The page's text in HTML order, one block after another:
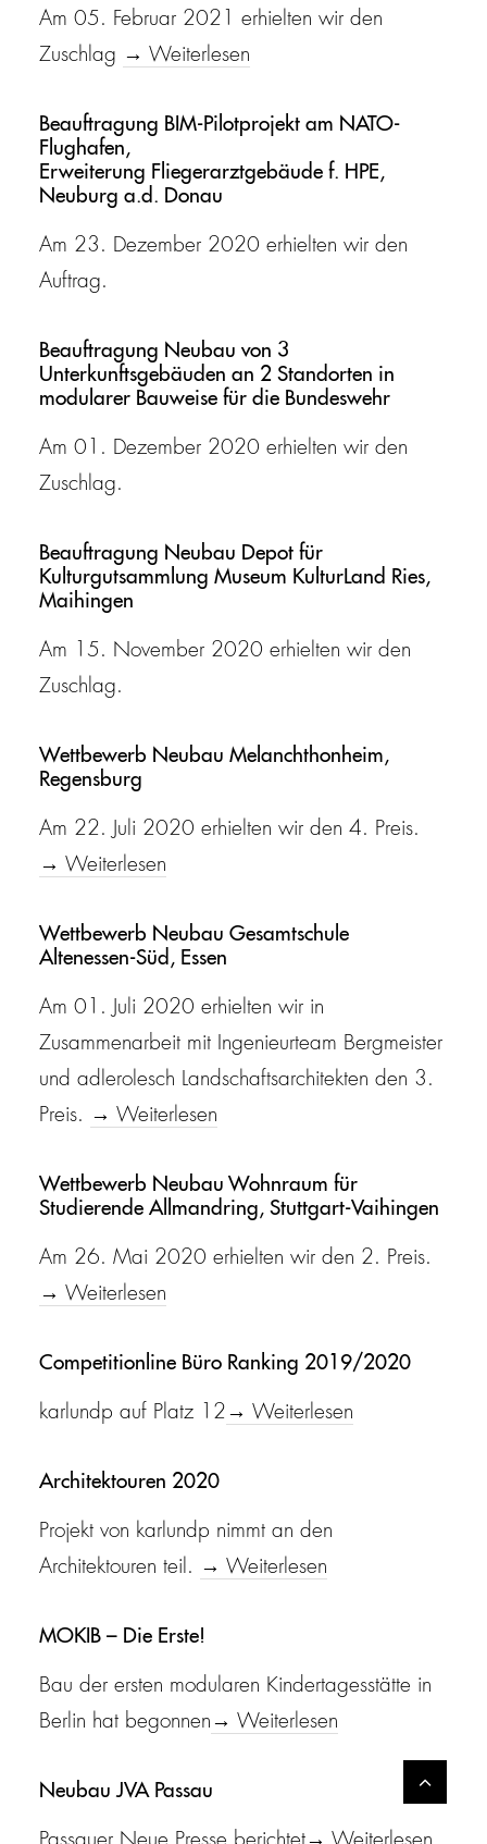
Am 05. Februar 2021 erhielten wir den
Zuschlag → Weiterlesen
Beauftragung BIM-Pilotprojekt am NATO-
Flughafen,
Erweiterung Fliegerarztgebäude f. HPE,
Neuburg a.d. Donau
Am 23. Dezember 2020 erhielten wir den
Auftrag.
Beauftragung Neubau von 3
Unterkunftsgebäuden an 2 Standorten in
modularer Bauweise für die Bundeswehr
Am 01. Dezember 2020 erhielten wir den
Zuschlag.
Beauftragung Neubau Depot für
Kulturgutsammlung Museum KulturLand Ries,
Maihingen
Am 15. November 2020 erhielten wir den
Zuschlag.
Wettbewerb Neubau Melanchthonheim,
Regensburg
Am 22. Juli 2020 erhielten wir den 4. Preis.
→ Weiterlesen
Wettbewerb Neubau Gesamtschule
Altenessen-Süd, Essen
Am 01. Juli 2020 erhielten wir in
Zusammenarbeit mit Ingenieurteam Bergmeister
und adlerolesch Landschaftsarchitekten den 3.
Preis. → Weiterlesen
Wettbewerb Neubau Wohnraum für
Studierende Allmandring, Stuttgart-Vaihingen
Am 26. Mai 2020 erhielten wir den 2. Preis.
→ Weiterlesen
Competitionline Büro Ranking 2019/2020
karlundp auf Platz 12 → Weiterlesen
Architektouren 2020
Projekt von karlundp nimmt an den
Architektouren teil. → Weiterlesen
MOKIB – Die Erste!
Bau der ersten modularen Kindertagesstätte in
Berlin hat begonnen → Weiterlesen
Neubau JVA Passau